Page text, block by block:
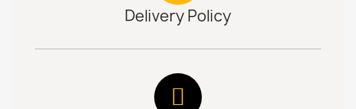
Delivery Policy